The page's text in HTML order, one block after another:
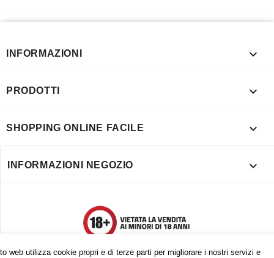
web utilizza cookie propri e di terze parti per migliorare i nostri servizi e
INFORMAZIONI 
PRODOTTI 
SHOPPING ONLINE FACILE 
INFORMAZIONI NEGOZIO 